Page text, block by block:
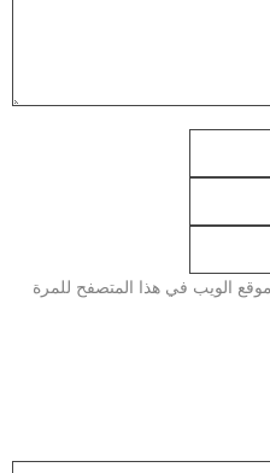
الويب في هذا المتصفح للمرة